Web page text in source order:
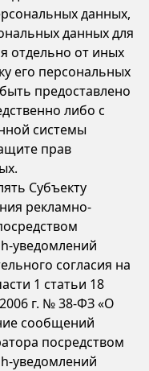
данных,
данных для
отдельно от иных
его персональных
предоставлено
либо с
системы
прав
Субъекту
рекламно-
уведомлений
согласия на
1 статьи 18
г. № 38-ФЗ «О
сообщений
посредством
уведомлений